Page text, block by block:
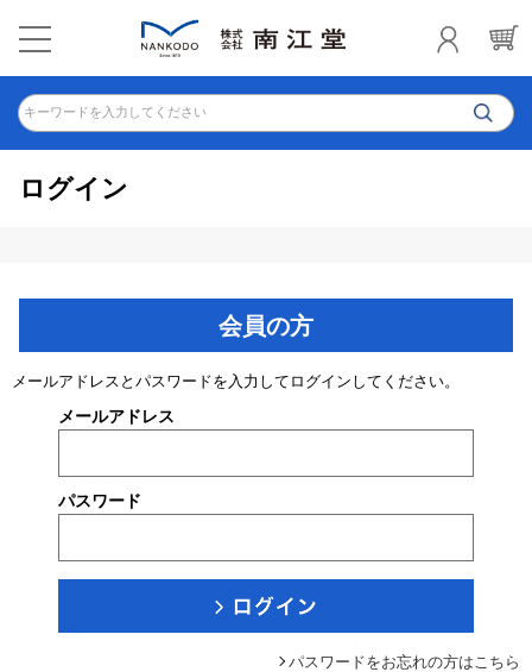
キーワードを入力してください
ログイン
会員の方
メールアドレスとパスワードを入力してログインしてください。
メールアドレス
パスワード
パスワードをお忘れの方はこちら